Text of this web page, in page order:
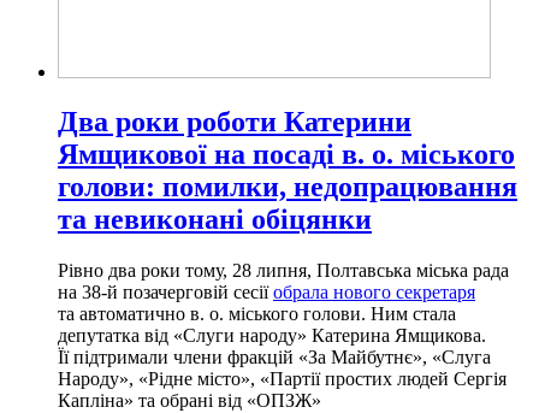
Два роки роботи Катерини
Ямщикової на посаді в. о. міського
голови: помилки, недопрацювання
та невиконані обіцянки
Рівно два роки тому, 28 липня, Полтавська міська рада
на 38-й позачерговій сесіїобрала нового секретаря
та автоматично в. о. міського голови. Ним стала
депутатка від «Слуги народу» Катерина Ямщикова.
Її підтримали члени фракцій «За Майбутнє», «Слуга
Народу», «Рідне місто», «Партії простих людей Сергія
Капліна» та обрані від «ОПЗЖ»